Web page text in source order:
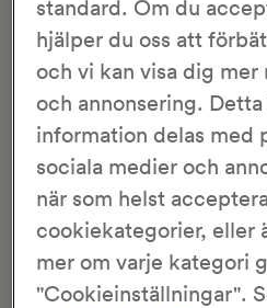
Knäckebröd med
kummin & flingsalt
1 tim 15 min
2 tim
standard. Om du
hjälper du oss att
och vi kan visa dig mer
och annonsering.
information delas med
sociala medier och
när som helst
cookiekategorier, eller
mer om varje kategori
"Cookieinställningar".